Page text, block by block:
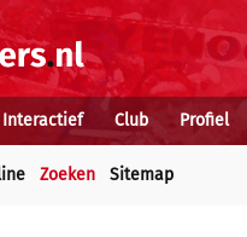
Interactief Club Profiel
Zoeken Sitemap